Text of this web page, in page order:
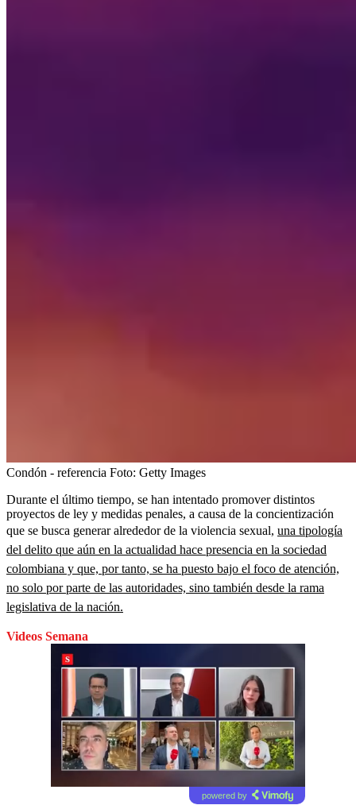
Condón - referencia Foto: Getty Images
Durante el último tiempo, se han intentado promover distintos
proyectos de ley y medidas penales, a causa de la concientización
que se busca generar alrededor de la violencia sexual, una tipología
del delito que aún en la actualidad hace presencia en la sociedad
colombiana y que, por tanto, se ha puesto bajo el foco de atención,
no solo por parte de las autoridades, sino también desde la rama
legislativa de la nación.
Videos Semana
powered by